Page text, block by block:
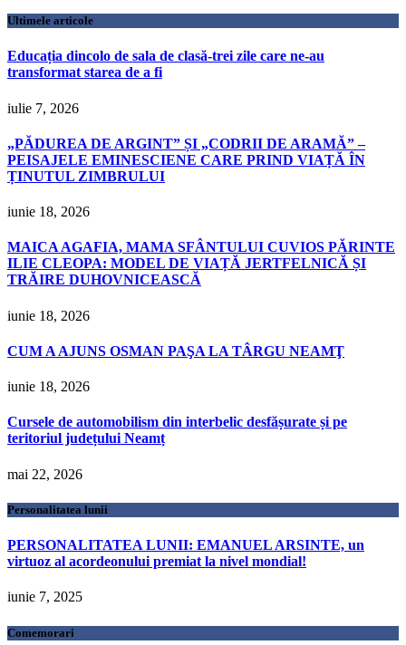
Ultimele articole
Educația dincolo de sala de clasă-trei zile care ne-au
transformat starea de a fi
iulie 7, 2026
„PĂDUREA DE ARGINT” ȘI „CODRII DE ARAMĂ” –
PEISAJELE EMINESCIENE CARE PRIND VIAȚĂ ÎN
ȚINUTUL ZIMBRULUI
iunie 18, 2026
MAICA AGAFIA, MAMA SFÂNTULUI CUVIOS PĂRINTE
ILIE CLEOPA: MODEL DE VIAȚĂ JERTFELNICĂ ȘI
TRĂIRE DUHOVNICEASCĂ
iunie 18, 2026
CUM A AJUNS OSMAN PAŞA LA TÂRGU NEAMŢ
iunie 18, 2026
Cursele de automobilism din interbelic desfășurate și pe
teritoriul județului Neamț
mai 22, 2026
Personalitatea lunii
PERSONALITATEA LUNII: EMANUEL ARSINTE, un
virtuoz al acordeonului premiat la nivel mondial!
iunie 7, 2025
Comemorari